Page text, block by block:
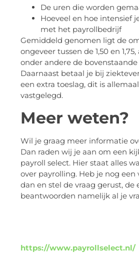
De uren die worden
Hoeveel en hoe intensief
met het payrollbedrijf
Gemiddeld genomen ligt de
ongeveer tussen de 1,50 en
onder andere de
Daarnaast betaal je bij
een extra toeslag, dit is
vastgelegd.
Meer weten?
Wil je graag meer informatie
Dan raden wij je aan om een
payroll select. Hier staat alles
over payrolling. Heb je nog een
dan en stel de vraag gerust, de
beantwoorden namelijk al je
https://www.payrollselect.nl/